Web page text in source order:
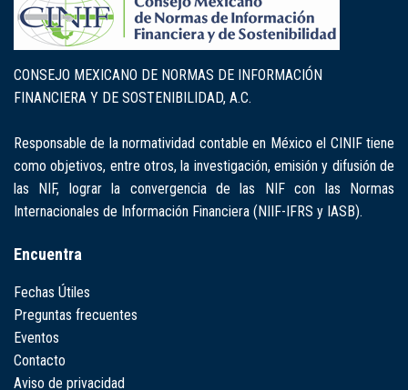
CONSEJO MEXICANO DE NORMAS DE INFORMACIÓN
FINANCIERA Y DE SOSTENIBILIDAD, A.C.
Responsable de la normatividad contable en México el CINIF tiene
como objetivos, entre otros, la investigación, emisión y difusión de
las NIF, lograr la convergencia de las NIF con las Normas
Internacionales de Información Financiera (NIIF-IFRS y IASB).
Encuentra
Fechas Útiles
Preguntas frecuentes
Eventos
Contacto
Aviso de privacidad